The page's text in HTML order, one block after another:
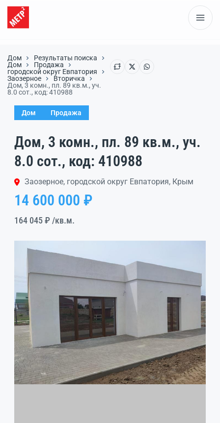
Дом
Результаты поиска
Дом
Продажа
городской округ Евпатория
Заозерное
Вторичка
Дом, 3 комн., пл. 89 кв.м., уч.
8.0 сот., код: 410988
Дом Продажа
Дом, 3 комн., пл. 89 кв.м., уч.
8.0 сот., код: 410988
Заозерное, городской округ Евпатория, Крым
14 600 000 ₽
164 045 ₽ /кв.м.